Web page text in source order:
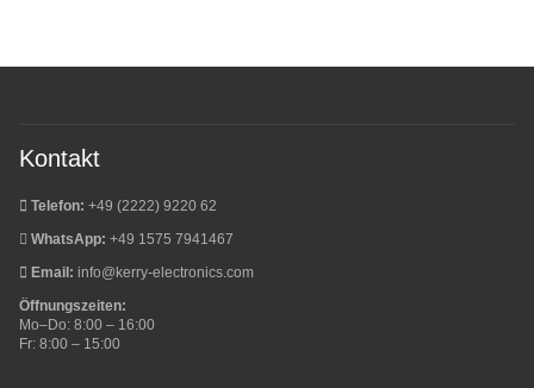
Kontakt
Telefon: +49 (2222) 9220 62
WhatsApp: +49 1575 7941467
Email: info@kerry-electronics.com
Öffnungszeiten:
Mo–Do: 8:00 – 16:00
Fr: 8:00 – 15:00